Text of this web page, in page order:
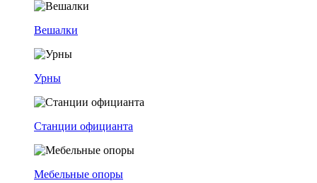
Вешалки
Урны
Станции официанта
Мебельные опоры